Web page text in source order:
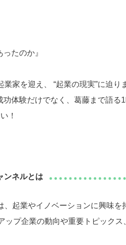
たのか』
家を迎え、 “起業の現実”に迫り
体験だけでなく、葛藤まで語る1
！
ンネルとは
、起業やイノベーションに興味を
ップ企業の動向や重要トピックス